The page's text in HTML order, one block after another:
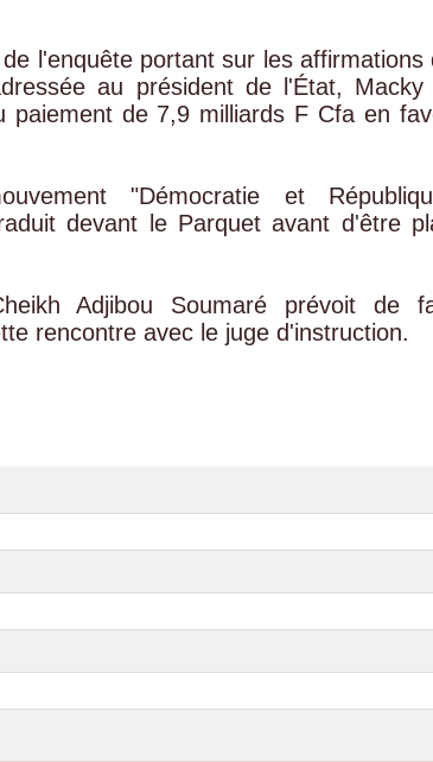
l'enquête portant sur les affirmations
au président de l'État,
paiement de 7,9 milliards F Cfa en
"Démocratie et
devant le Parquet avant d'être
Adjibou Soumaré prévoit de
rencontre avec le juge d'instruction.